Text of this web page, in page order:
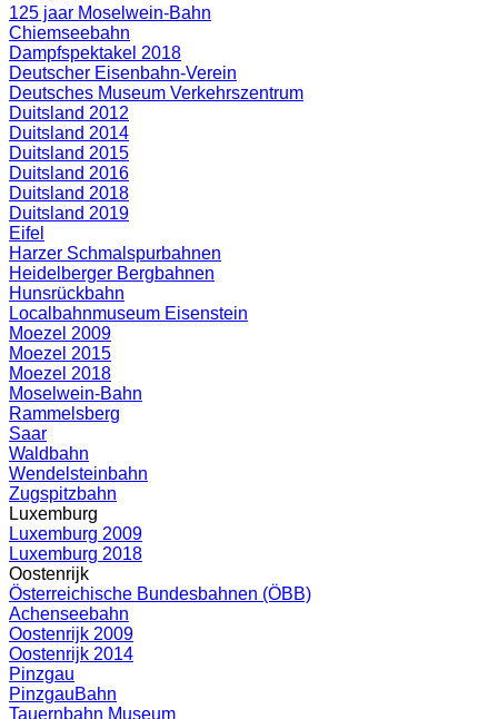
125 jaar Moselwein-Bahn
Chiemseebahn
Dampfspektakel 2018
Deutscher Eisenbahn-Verein
Deutsches Museum Verkehrszentrum
Duitsland 2012
Duitsland 2014
Duitsland 2015
Duitsland 2016
Duitsland 2018
Duitsland 2019
Eifel
Harzer Schmalspurbahnen
Heidelberger Bergbahnen
Hunsrückbahn
Localbahnmuseum Eisenstein
Moezel 2009
Moezel 2015
Moezel 2018
Moselwein-Bahn
Rammelsberg
Saar
Waldbahn
Wendelsteinbahn
Zugspitzbahn
Luxemburg
Luxemburg 2009
Luxemburg 2018
Oostenrijk
Österreichische Bundesbahnen (ÖBB)
Achenseebahn
Oostenrijk 2009
Oostenrijk 2014
Pinzgau
PinzgauBahn
Tauernbahn Museum